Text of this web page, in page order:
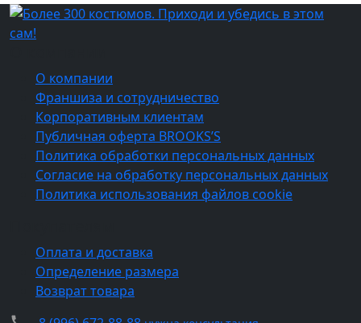
О компании
Франшиза и сотрудничество
Корпоративным клиентам
Публичная оферта BROOKS’S
Политика обработки персональных данных
Согласие на обработку персональных данных
Политика использования файлов cookie
Оплата и доставка
Определение размера
Возврат товара